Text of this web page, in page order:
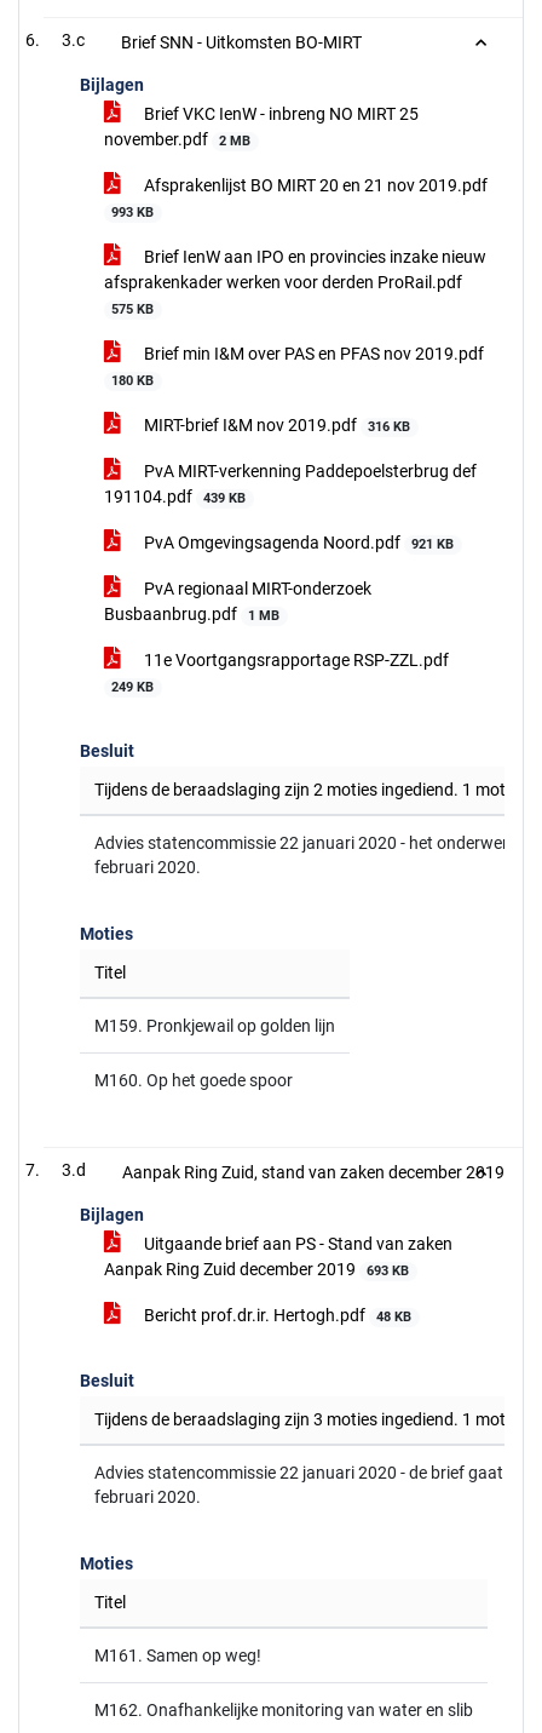
3.c Brief SNN - Uitkomsten BO-MIRT
Bijlagen
Brief VKC IenW - inbreng NO MIRT 25
november.pdf
2 MB
Afsprakenlijst BO MIRT 20 en 21 nov 2019.pdf
993 KB
Brief IenW aan IPO en provincies inzake nieuw
afsprakenkader werken voor derden ProRail.pdf
575 KB
Brief min I&M over PAS en PFAS nov 2019.pdf
180 KB
MIRT-brief I&M nov 2019.pdf 316 KB
PvA MIRT-verkenning Paddepoelsterbrug def
191104.pdf
439 KB
PvA Omgevingsagenda Noord.pdf 921 KB
PvA regionaal MIRT-onderzoek
Busbaanbrug.pdf
1 MB
11e Voortgangsrapportage RSP-ZZL.pdf
249 KB
Besluit
Tijdens de beraadslaging zijn 2 moties ingediend. 1 motie
Advies statencommissie 22 januari 2020 - het onderwerp
februari 2020.
Moties
Titel
M159. Pronkjewail op golden lijn
M160. Op het goede spoor
3.d Aanpak Ring Zuid, stand van zaken december 2019
Bijlagen
Uitgaande brief aan PS - Stand van zaken
Aanpak Ring Zuid december 2019
693 KB
Bericht prof.dr.ir. Hertogh.pdf 48 KB
Besluit
Tijdens de beraadslaging zijn 3 moties ingediend. 1 motie
Advies statencommissie 22 januari 2020 - de brief gaat als
februari 2020.
Moties
Titel
M161. Samen op weg!
M162. Onafhankelijke monitoring van water en slib